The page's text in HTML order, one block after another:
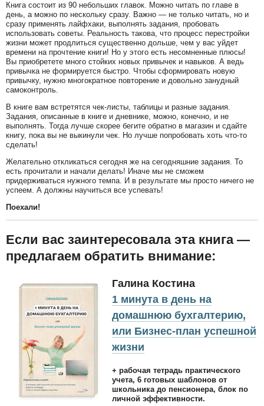
Книга состоит из 90 небольших главок. Можно читать по главе в
день, а можно по нескольку сразу. Важно — не только читать, но и
сразу применять лайфхаки, выполнять задания, пробовать
использовать советы. Реальность такова, что процесс перестройки
жизни может продлиться существенно дольше, чем у вас уйдет
времени на прочтение книги! Но у этого есть несомненные плюсы!
Вы приобретете много стойких новых привычек и навыков. А ведь
привычка не формируется быстро. Чтобы сформировать новую
привычку, нужно многократное повторение и довольно занудный
самоконтроль.
В книге вам встретятся чек-листы, таблицы и разные задания.
Задания, описанные в книге и дневнике, можно, конечно, и не
выполнять. Тогда лучше скорее бегите обратно в магазин и сдайте
книгу, пока вы не выкинули чек. Но лучше попробовать хоть что-то
сделать!
Желательно откликаться сегодня же на сегодняшние задания. То
есть прочитали и начали делать! Иначе мы не сможем
придерживаться нужного темпа. И в результате мы просто ничего не
успеем. А должны научиться все успевать!
Поехали!
Если вас заинтересовала эта книга —
предлагаем обратить внимание:
Галина Костина
1 минута в день на
домашнюю бухгалтерию,
или Бизнес-план успешной
жизни
+ рабочая тетрадь практического
учета, 6 готовых шаблонов от
школьника до пенсионера, блок по
личной эффективности.